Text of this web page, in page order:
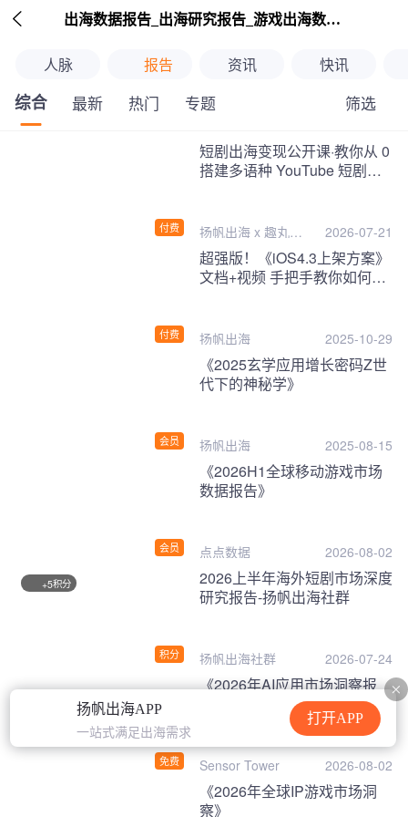
扬帆出海APP
一站式满足出海需求
打开APP
 出海数据报告_出海研究报告_游戏出海数据报告_海外趋势分析-扬帆出海
人脉 报告 资讯 快讯
综合 最新 热门 专题 筛选
继续下拉刷新
付费
短剧出海变现公开课·教你从 0
搭建多语种 YouTube 短剧频
扬帆出海 x 趣丸千 2026-07-21
付费
超强版！《iOS4.3上架方案》
文档+视频 手把手教你如何一
扬帆出海 2025-10-29
会员
《2025玄学应用增长密码Z世
代下的神秘学》
扬帆出海 2025-08-15
会员
《2026H1全球移动游戏市场
数据报告》
点点数据 2026-08-02
+5积分
积分
2026上半年海外短剧市场深度
研究报告-扬帆出海社群
扬帆出海社群 2026-07-24
免费
《2026年AI应用市场洞察报
Sensor Tower 2026-08-02
《2026年全球IP游戏市场洞
察》